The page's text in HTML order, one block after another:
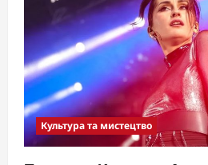
Культура та мистецтво